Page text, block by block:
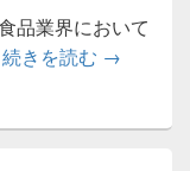
品業界において
続きを読む 食品容器
→